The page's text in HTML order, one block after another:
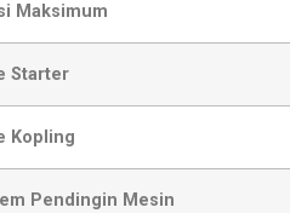
Maksimum
Starter
Kopling
Pendingin Mesin